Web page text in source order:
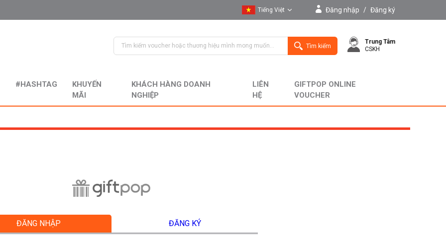
Tiếng Việt
English
Đăng nhập / Đăng ký
Tìm kiếm
Trung Tâm
CSKH
#HASHTAG
KHUYẾN
MÃI
KHÁCH HÀNG DOANH
NGHIỆP
LIÊN
HỆ
GIFTPOP ONLINE
VOUCHER
ĐĂNG NHẬP ĐĂNG KÝ